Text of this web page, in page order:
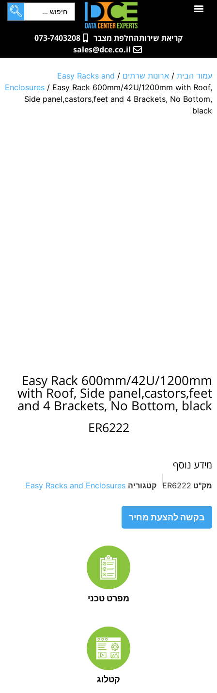
לתוכן
קריאת שירותהחלפת מצבר
073-7403208
sales@dce.co.il
עמוד הבית / ארונות שרתים /
Easy Racks and
Enclosures / Easy Rack 600mm/42U/1200mm with Roof,
Side panel,castors,feet and 4 Brackets, No Bottom,
black
Easy Rack 600mm/42U/1200mm
with Roof, Side panel,castors,feet
and 4 Brackets, No Bottom, black
ER6222
מידע נוסף
מק"ט ER6222 קטגוריה Easy Racks and Enclosures
בקשה להצעת מחיר
מפרט טכני
קטלוג